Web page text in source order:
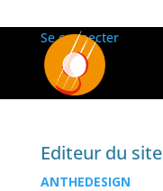
Se connecter
Editeur du site
ANTHEDESIGN